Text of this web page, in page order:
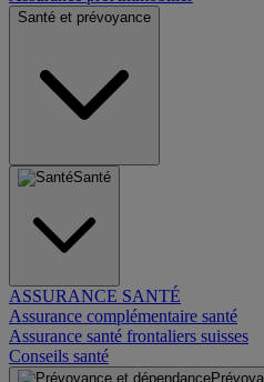
Santé et prévoyance
Santé
ASSURANCE SANTÉ
Assurance complémentaire santé
Assurance santé frontaliers suisses
Conseils santé